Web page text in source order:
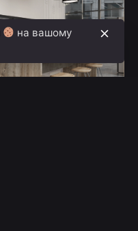
на вашому